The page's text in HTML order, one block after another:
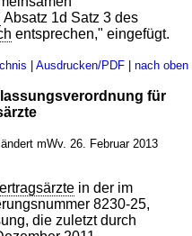
Absatz 1d Satz 3 des
entsprechen," eingefügt.
| Ausdrucken/PDF| nach oben
für
mWv. 26. Februar 2013
in der im
8230-25,
die zuletzt durch